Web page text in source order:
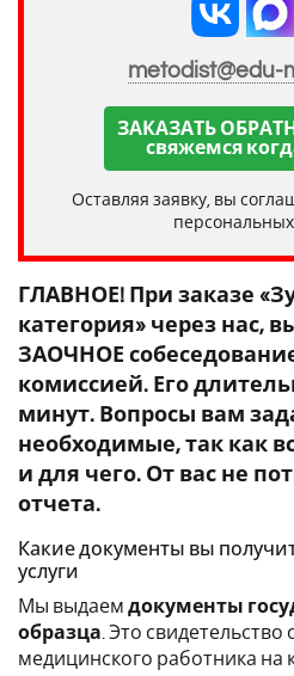
metodist@edu-
ЗАКАЗАТЬ
свяжемся
Оставляя заявку, вы
ГЛАВНОЕ! При заказе
категория» через нас,
ЗАОЧНОЕ
комиссией. Его
минут. Вопросы вам
необходимые, так как
и для чего. От вас не
отчета.
Какие документы вы
услуги
Мы выдаем документы
образца . Это свидетельство
медицинского работника на